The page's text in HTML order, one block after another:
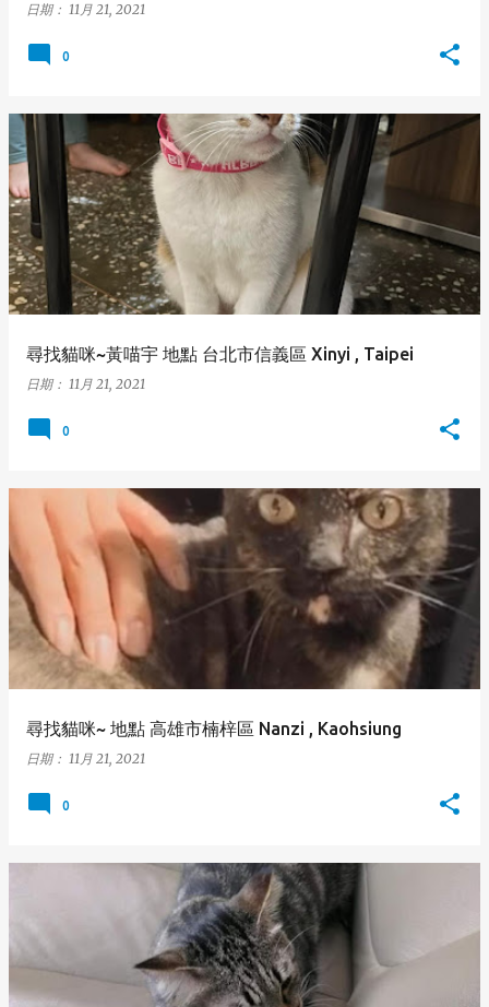
日期： 11月 21, 2021
0
尋找貓咪~黃喵宇 地點 台北市信義區 Xinyi , Taipei
日期： 11月 21, 2021
0
尋找貓咪~ 地點 高雄市楠梓區 Nanzi , Kaohsiung
日期： 11月 21, 2021
0